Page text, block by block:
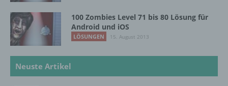
100 Zombies Level 71 bis 80 Lösung für
Android und iOS
LÖSUNGEN 15. August 2013
Neuste Artikel
werden, um bestimmte persönliche Aspekte,
die sich auf eine natürliche Person beziehen,
zu bewerten, insbesondere, um Aspekte
bezüglich Arbeitsleistung, wirtschaftlicher
Lage, Gesundheit, persönlicher Vorlieben,
Interessen, Zuverlässigkeit, Verhalten,
Aufenthaltsort oder Ortswechsel dieser
natürlichen Person zu analysieren oder